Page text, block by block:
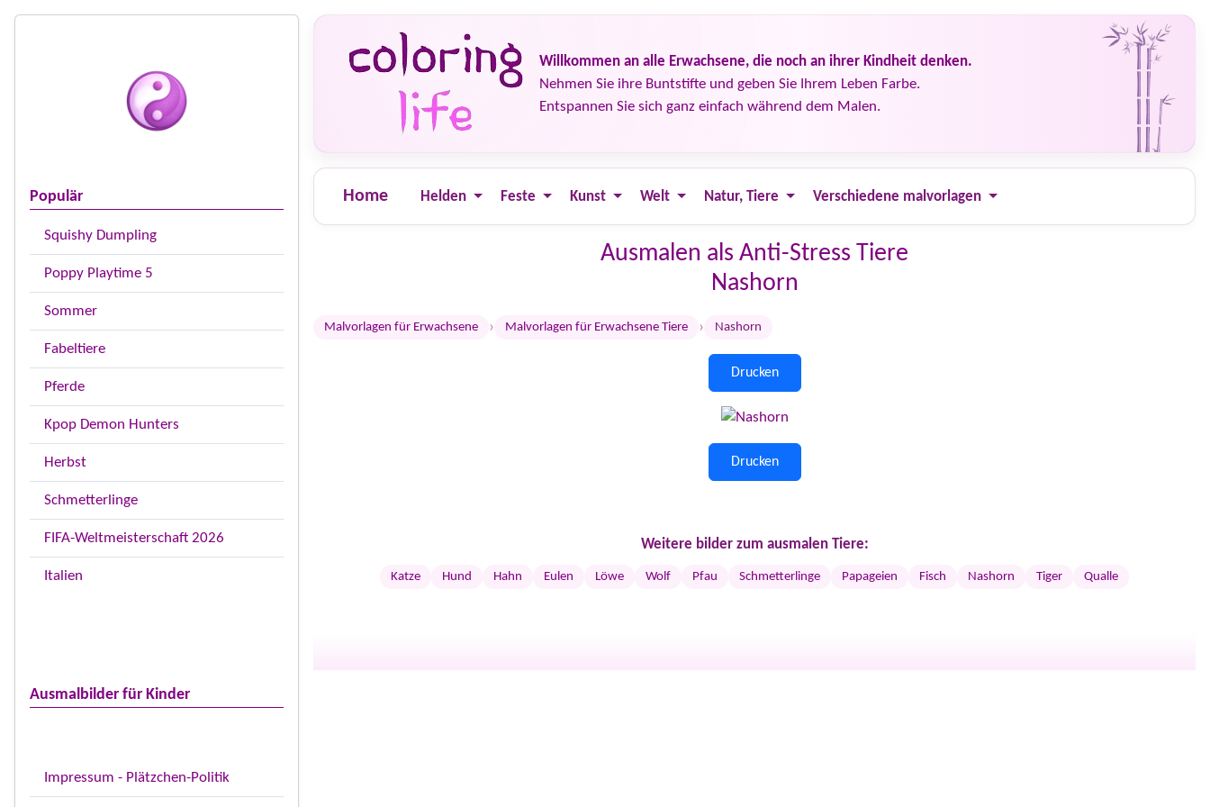
Populär
Squishy Dumpling
Poppy Playtime 5
Sommer
Fabeltiere
Pferde
Kpop Demon Hunters
Herbst
Schmetterlinge
FIFA-Weltmeisterschaft 2026
Italien
Ausmalbilder für Kinder
Impressum - Plätzchen-Politik
Willkommen an alle Erwachsene, die noch an ihrer Kindheit denken.
Nehmen Sie ihre Buntstifte und geben Sie Ihrem Leben Farbe.
Entspannen Sie sich ganz einfach während dem Malen.
Home Helden Feste Kunst Welt Natur, Tiere Verschiedene malvorlagen
Ausmalen als Anti-Stress Tiere
Nashorn
Malvorlagen für Erwachsene › Malvorlagen für Erwachsene Tiere › Nashorn
Drucken
Drucken
Weitere bilder zum ausmalen Tiere:
Katze Hund Hahn Eulen Löwe Wolf Pfau Schmetterlinge Papageien Fisch Nashorn Tiger Qualle